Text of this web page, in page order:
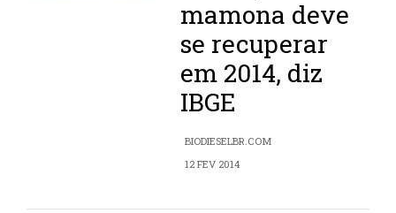
mamona deve
se recuperar
em 2014, diz
IBGE
BIODIESELBR.COM
12 FEV 2014